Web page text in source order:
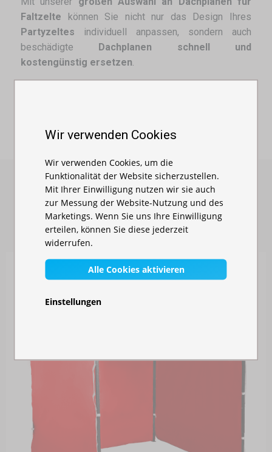
Faltzelte können Sie nicht nur das Design Ihres
Partyzeltes individuell anpassen, sondern auch
beschädigte Dachplanen schnell und
kostengünstig ersetzen.
ÄHNLICHE PRODUKTE
Wir verwenden Cookies
Wir verwenden Cookies, um die
Funktionalität der Website sicherzustellen.
Mit Ihrer Einwilligung nutzen wir sie auch
zur Messung der Website-Nutzung und des
Marketings. Wenn Sie uns Ihre Einwilligung
erteilen, können Sie diese jederzeit
widerrufen.
Alle Cookies aktivieren
Einstellungen